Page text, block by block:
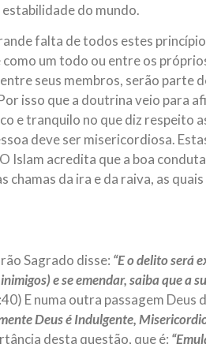
do mundo.
falta de todos estes
um todo ou entre os
seus membros, serão parte
isso que a doutrina veio para
e tranquilo no que diz respeito
deve ser misericordiosa.
Islam acredita que a boa
chamas da ira e da raiva, as
Sagrado disse: “E o delito será
e se emendar, saiba que a
E numa outra passagem Deus
Deus é Indulgente,
desta questão, que é: